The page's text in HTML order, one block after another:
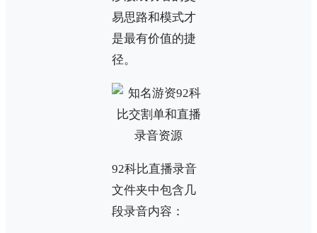
易思路和模式才
是最有价值的捷
径。
92科比直播录音
文件夹中包含几
段录音内容：